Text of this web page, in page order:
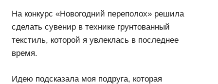
На конкурс «Новогодний переполох» решила
сделать сувенир в технике грунтованный
текстиль, которой я увлеклась в последнее
время.
Идею подсказала моя подруга, которая